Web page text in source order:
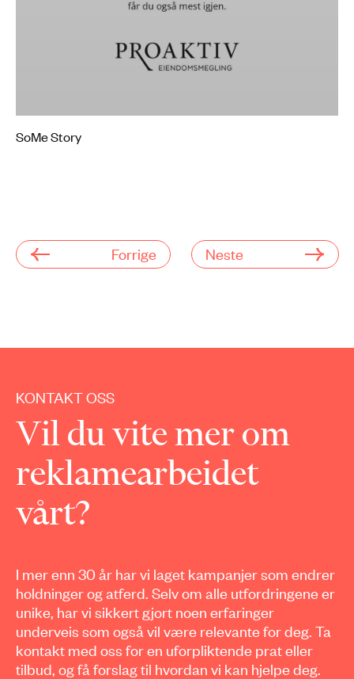
Mute Settings
SoMe Story
Forrige Neste
KONTAKT OSS
Vil du vite mer om
reklamearbeidet
vårt?
I mer enn 30 år har vi laget kampanjer som endrer
holdninger og atferd. Selv om alle utfordringene er
unike, har vi sikkert gjort noen erfaringer
underveis som også vil være relevante for deg. Ta
kontakt med oss for en uforpliktende prat eller
tilbud, og få forslag til hvordan vi kan hjelpe deg.